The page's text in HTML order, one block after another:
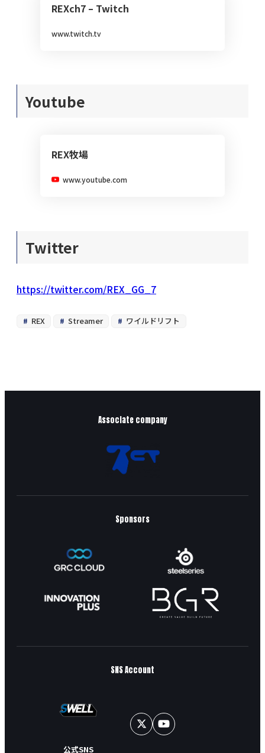
REXch7 – Twitch
www.twitch.tv
Youtube
REX牧場
www.youtube.com
Twitter
https://twitter.com/REX_GG_7
REX Streamer ワイルドリフト
Associate company
Sponsors
SNS Account
公式SNS